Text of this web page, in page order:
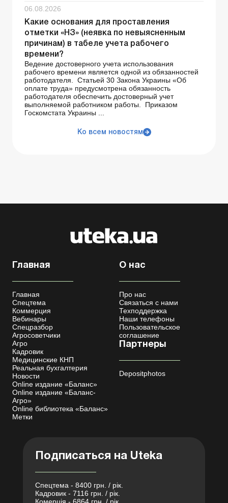
06.08.2026
Какие основания для проставления
отметки «НЗ» (неявка по невыясненным
причинам) в табеле учета рабочего
времени?
Ведение достоверного учета использования
рабочего времени является одной из обязанностей
работодателя. Статьей 30 Закона Украины «Об
оплате труда» предусмотрена обязанность
работодателя обеспечить достоверный учет
выполняемой работником работы. Приказом
Госкомстата Украины ...
Ко всем новостям
Главная
Главная
Спецтема
Коммерция
Вебинары
Спецразбор
Агросоветчики
Агро
Кадровик
Медицинские КНП
Реальная бухгалтерия
Новости
Online издание «Баланс»
Online издание «Баланс-
Агро»
Online библиотека «Баланс»
Метки
О нас
Про нас
Связаться с нами
Техподдержка
Наши телефоны
Пользовательское
соглашение
Партнеры
Depositphotos
Подписаться на Uteka
Спецтема - 8400 грн. / рік.
Кадровик - 7116 грн. / рік.